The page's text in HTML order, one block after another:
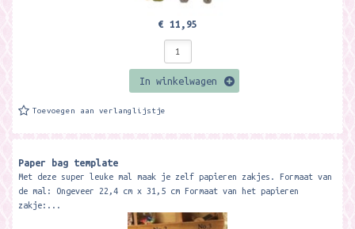
€ 11,95
In winkelwagen
Toevoegen aan verlanglijstje
Paper bag template
Met deze super leuke mal maak je zelf papieren zakjes. Formaat van
de mal: Ongeveer 22,4 cm x 31,5 cm Formaat van het papieren
zakje:...